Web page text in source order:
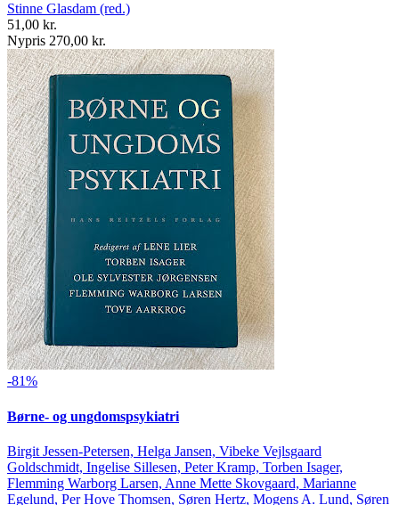
Stinne Glasdam (red.)
51,00 kr.
Nypris 270,00 kr.
-81%
Børne- og ungdomspsykiatri
Birgit Jessen-Petersen, Helga Jansen, Vibeke Vejlsgaard
Goldschmidt, Ingelise Sillesen, Peter Kramp, Torben Isager,
Flemming Warborg Larsen, Anne Mette Skovgaard, Marianne
Egelund, Per Hove Thomsen, Søren Hertz, Mogens A. Lund, Søren